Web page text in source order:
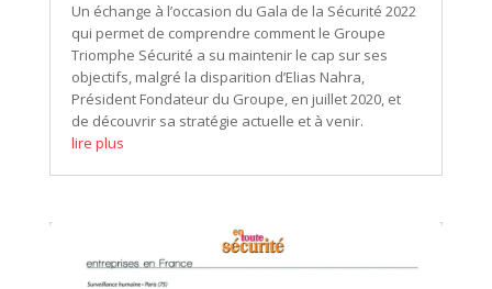
Un échange à l’occasion du Gala de la Sécurité 2022
qui permet de comprendre comment le Groupe
Triomphe Sécurité a su maintenir le cap sur ses
objectifs, malgré la disparition d’Elias Nahra,
Président Fondateur du Groupe, en juillet 2020, et
de découvrir sa stratégie actuelle et à venir.
lire plus